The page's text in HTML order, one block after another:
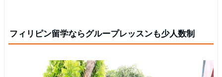
フィリピン留学ならグループレッスンも少人数制